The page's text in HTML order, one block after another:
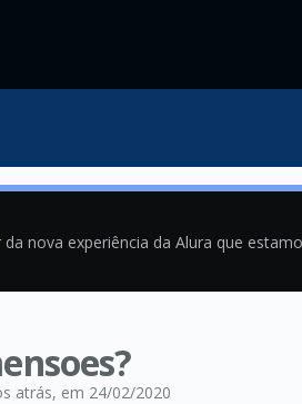
nova experiência da Alura que
atrás, em 24/02/2020